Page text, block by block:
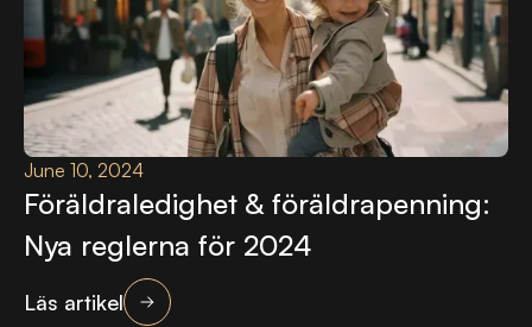
June 10, 2024
Föräldraledighet & föräldrapenning:
Nya reglerna för 2024
Läs artikel